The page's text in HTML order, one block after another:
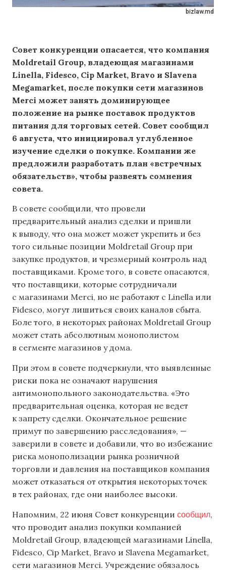
bizlaw.md
Совет конкуренции опасается, что компания
Moldretail Group, владеющая магазинами
Linella, Fidesco, Cip Market, Bravo и Slavena
Megamarket, после покупки сети магазинов
Merci может занять доминирующее
положение на рынке поставок продуктов
питания для торговых сетей. Совет сообщил
6 августа, что инициировал углубленное
изучение сделки о покупке. Компании же
предложили разработать план «встречных
обязательств», чтобы развеять сомнения
совета.
В совете сообщили, что провели
предварительный анализ сделки и пришли
к выводу, что она может может укрепить и без
того сильные позиции Moldretail Group при
закупке продуктов, и чрезмерный контроль над
поставщиками. Кроме того, в совете опасаются,
что поставщики, которые сотрудничали
с магазинами Merci, но не работают с Linella или
Fidesco, могут лишиться своих каналов сбыта.
Боле того, в некоторых районах Moldretail Group
может стать абсолютным монополистом
в сегменте магазинов у дома.
При этом в совете подчеркнули, что выявленные
риски пока не означают нарушения
антимонопольного законодательства. «Это
предварительная оценка, которая не ведет
к запрету сделки. Окончательное решение
примут по завершению расследования», —
заверили в совете и добавили, что во избежание
риска монополизации рынка розничной
торговли и давления на поставщиков компания
может отказаться от открытия некоторых точек
в тех районах, где они наиболее высоки.
Напомним, 22 июня Совет конкуренции сообщил,
что проводит анализ покупки компанией
Moldretail Group, владеющей магазинами Linella,
Fidesco, Cip Market, Bravo и Slavena Megamarket,
сети магазинов Merci. Учреждение обязалось